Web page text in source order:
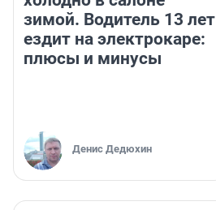
зимой. Водитель 13 лет
ездит на электрокаре:
плюсы и минусы
Денис Дедюхин